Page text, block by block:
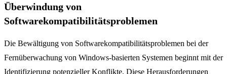
Überwindung von
Softwarekompatibilitätsproblemen
Die Bewältigung von Softwarekompatibilitätsproblemen bei der
Fernüberwachung von Windows-basierten Systemen beginnt mit der
Identifizierung potenzieller Konflikte. Diese Herausforderungen